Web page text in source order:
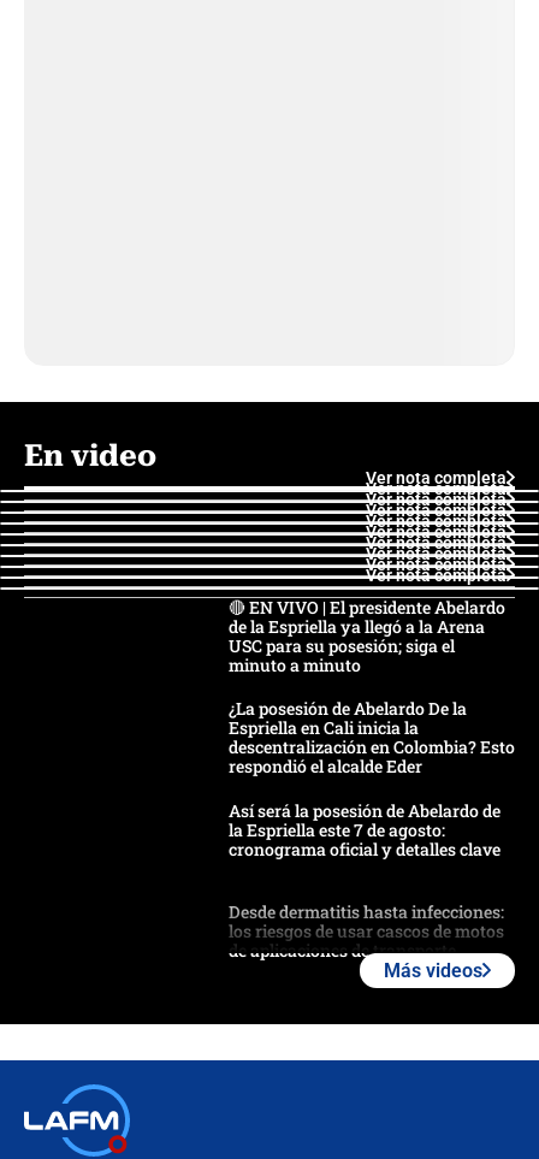
En video
Ver nota completa
Ver nota completa
Ver nota completa
Ver nota completa
Ver nota completa
Ver nota completa
Ver nota completa
Ver nota completa
Ver nota completa
Ver nota completa
🔴 EN VIVO | El presidente Abelardo
de la Espriella ya llegó a la Arena
USC para su posesión; siga el
minuto a minuto
¿La posesión de Abelardo De la
Espriella en Cali inicia la
descentralización en Colombia? Esto
respondió el alcalde Eder
Así será la posesión de Abelardo de
la Espriella este 7 de agosto:
cronograma oficial y detalles clave
Desde dermatitis hasta infecciones:
los riesgos de usar cascos de motos
de aplicaciones de transporte
Más videos